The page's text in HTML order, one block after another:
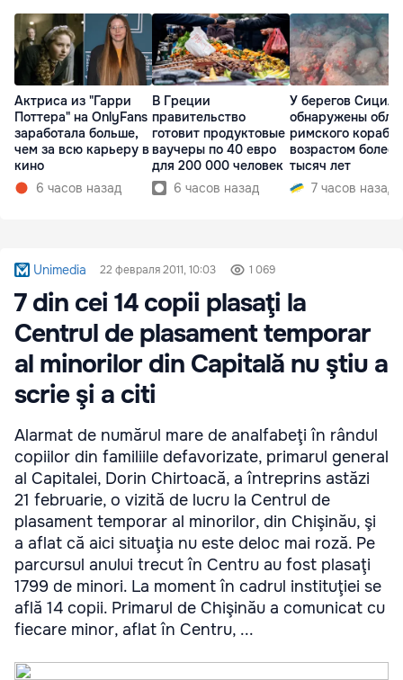
Актриса из "Гарри
Поттера" на OnlyFans
заработала больше,
чем за всю карьеру в
кино
6 часов назад
В Греции
правительство
готовит продуктовые
ваучеры по 40 евро
для 200 000 человек
6 часов назад
У берегов
обнаружены
римского корабля
возрастом более
тысяч лет
7 часов назад
Unimedia 22 февраля 2011, 10:03 1 069
7 din cei 14 copii plasaţi la
Centrul de plasament temporar
al minorilor din Capitală nu ştiu a
scrie şi a citi
Alarmat de numărul mare de analfabeţi în rândul
copiilor din familiile defavorizate, primarul general
al Capitalei, Dorin Chirtoacă, a întreprins astăzi
21 februarie, o vizită de lucru la Centrul de
plasament temporar al minorilor, din Chişinău, şi
a aflat că aici situaţia nu este deloc mai roză. Pe
parcursul anului trecut în Centru au fost plasaţi
1799 de minori. La moment în cadrul instituţiei se
află 14 copii. Primarul de Chişinău a comunicat cu
fiecare minor, aflat în Centru, ...